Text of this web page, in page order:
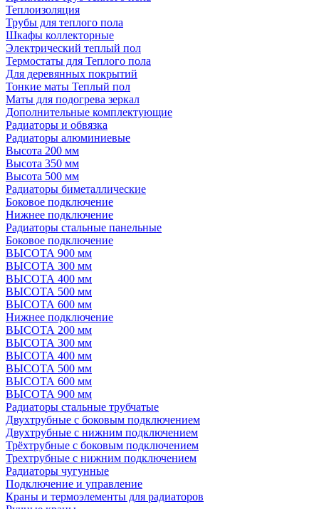
Теплоизоляция
Трубы для теплого пола
Шкафы коллекторные
Электрический теплый пол
Термостаты для Теплого пола
Для деревянных покрытий
Тонкие маты Теплый пол
Маты для подогрева зеркал
Дополнительные комплектующие
Радиаторы и обвязка
Радиаторы алюминиевые
Высота 200 мм
Высота 350 мм
Высота 500 мм
Радиаторы биметаллические
Боковое подключение
Нижнее подключение
Радиаторы стальные панельные
Боковое подключение
ВЫСОТА 900 мм
ВЫСОТА 300 мм
ВЫСОТА 400 мм
ВЫСОТА 500 мм
ВЫСОТА 600 мм
Нижнее подключение
ВЫСОТА 200 мм
ВЫСОТА 300 мм
ВЫСОТА 400 мм
ВЫСОТА 500 мм
ВЫСОТА 600 мм
ВЫСОТА 900 мм
Радиаторы стальные трубчатые
Двухтрубные с боковым подключением
Двухтрубные с нижним подключением
Трёхтрубные с боковым подключением
Трехтрубные с нижним подключением
Радиаторы чугунные
Подключение и управление
Краны и термоэлементы для радиаторов